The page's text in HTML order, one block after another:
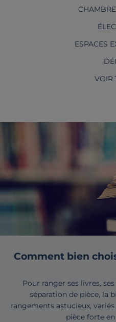
ESPACES
VOIR
Comment bien
Pour ranger ses livres,
séparation de pièce, la
rangements astucieux,
pièce forte